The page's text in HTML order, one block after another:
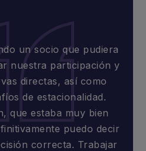
un socio que pudiera
nuestra participación y
directas, así como
de estacionalidad.
que estaba muy bien
puedo decir
correcta. Trabajar